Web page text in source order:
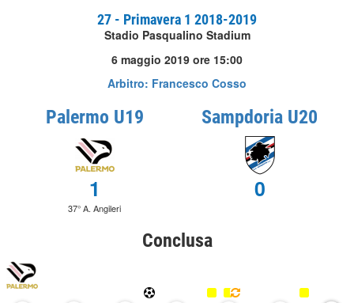
27 - Primavera 1 2018-2019
Stadio Pasqualino Stadium
6 maggio 2019 ore 15:00
Arbitro: Francesco Cosso
Palermo U19
1
37° A. Angileri
Sampdoria U20
0
Conclusa